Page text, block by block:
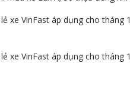
xe VinFast áp dụng cho tháng
xe VinFast áp dụng cho tháng